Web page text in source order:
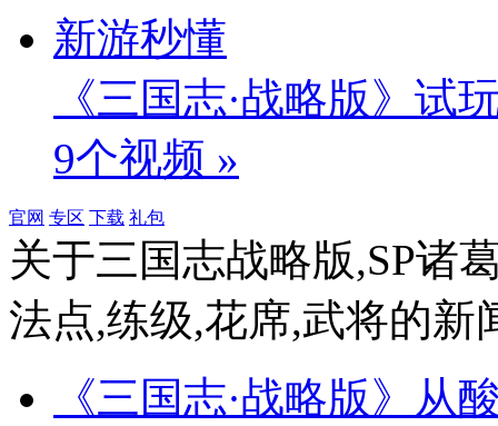
《三国志·战略版》试
9个视频 »
官网 专区 下载 礼包
关于三国志战略版,SP诸
法点,练级,花席,武将的新
《三国志·战略版》从